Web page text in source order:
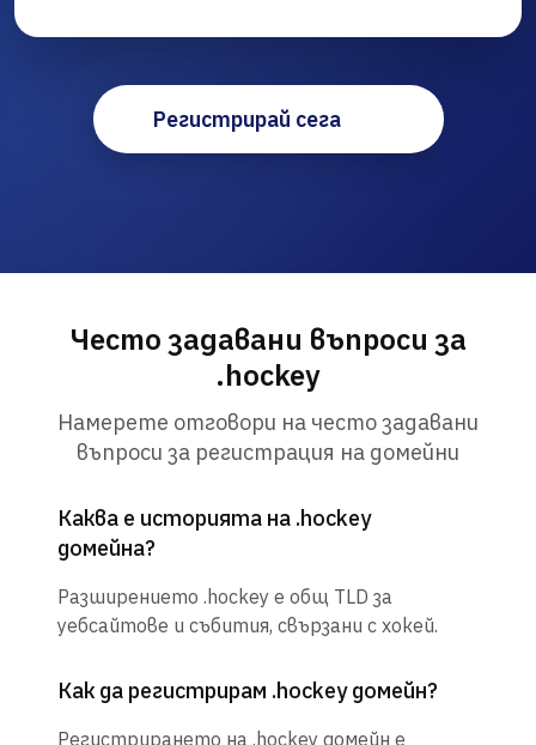
Регистрирай сега
Често задавани въпроси за
.hockey
Намерете отговори на често задавани
въпроси за регистрация на домейни
Каква е историята на .hockey
домейна?
Разширението .hockey е общ TLD за
уебсайтове и събития, свързани с хокей.
Как да регистрирам .hockey домейн?
Регистрирането на .hockey домейн е